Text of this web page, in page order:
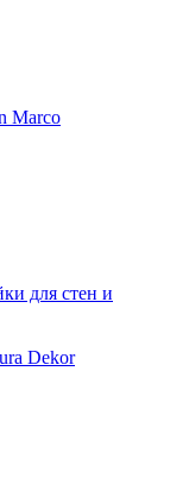
Marco
для стен и
Dekor